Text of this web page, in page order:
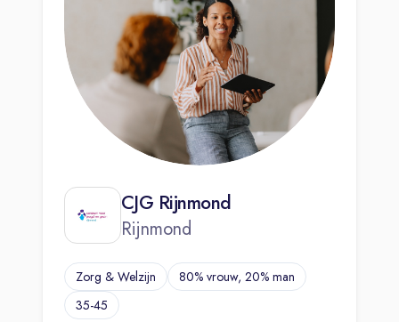
CJG Rijnmond
Rijnmond
Zorg & Welzijn
80% vrouw, 20% man
35-45